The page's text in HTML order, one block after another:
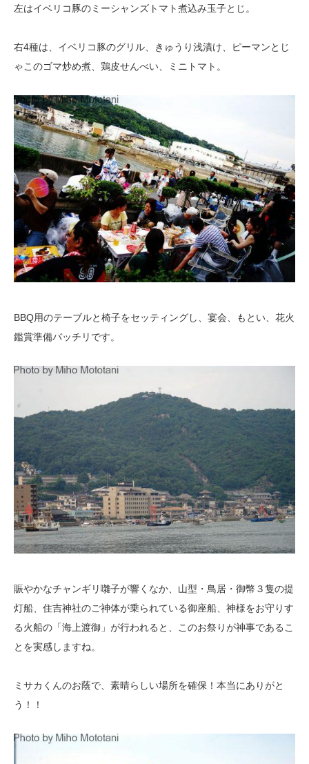
左はイベリコ豚のミーシャンズトマト煮込み玉子とじ。
右4種は、イベリコ豚のグリル、きゅうり浅漬け、ピーマンとじ
ゃこのゴマ炒め煮、鶏皮せんべい、ミニトマト。
BBQ用のテーブルと椅子をセッティングし、宴会、もとい、花火
鑑賞準備バッチリです。
賑やかなチャンギリ囃子が響くなか、山型・鳥居・御幣３隻の提
灯船、住吉神社のご神体が乗られている御座船、神様をお守りす
る火船の「海上渡御」が行われると、このお祭りが神事であるこ
とを実感しますね。
ミサカくんのお蔭で、素晴らしい場所を確保！本当にありがと
う！！